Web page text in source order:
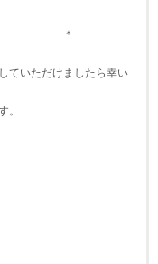
＊
ていただけましたら幸い